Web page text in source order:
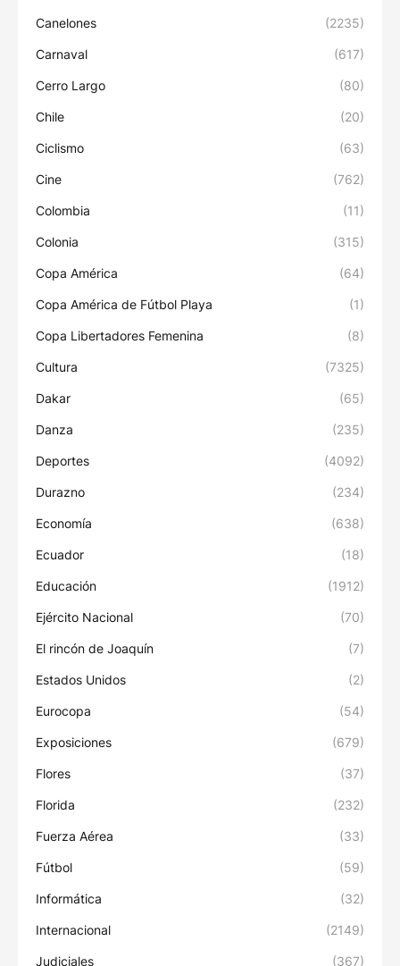
Canelones (2235)
Carnaval (617)
Cerro Largo (80)
Chile (20)
Ciclismo (63)
Cine (762)
Colombia (11)
Colonia (315)
Copa América (64)
Copa América de Fútbol Playa (1)
Copa Libertadores Femenina (8)
Cultura (7325)
Dakar (65)
Danza (235)
Deportes (4092)
Durazno (234)
Economía (638)
Ecuador (18)
Educación (1912)
Ejército Nacional (70)
El rincón de Joaquín (7)
Estados Unidos (2)
Eurocopa (54)
Exposiciones (679)
Flores (37)
Florida (232)
Fuerza Aérea (33)
Fútbol (59)
Informática (32)
Internacional (2149)
Judiciales (367)